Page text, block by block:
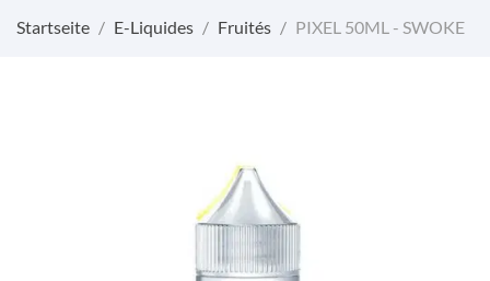
Startseite E-Liquides Fruités PIXEL 50ML - SWOKE